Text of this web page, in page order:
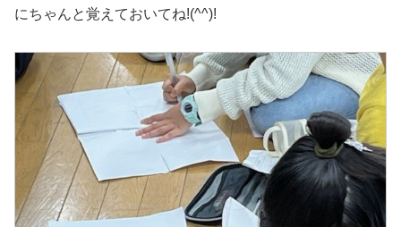
にちゃんと覚えておいてね!(^^)!